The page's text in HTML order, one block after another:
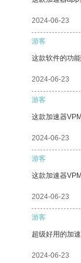
2024-06-23
游客
这款软件的功
2024-06-23
游客
这款加速器
2024-06-23
游客
这款加速器
2024-06-23
游客
超级好用的加
2024-06-23